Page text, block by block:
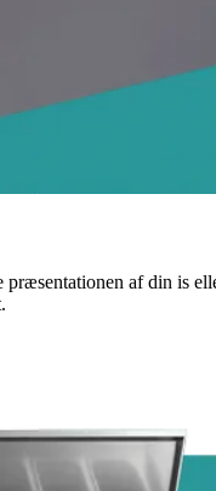
præsentationen af din is